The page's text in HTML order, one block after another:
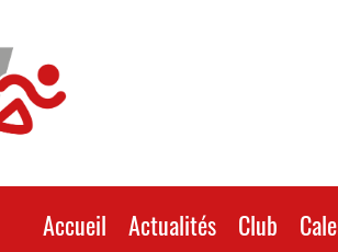
Accueil Actualités Club